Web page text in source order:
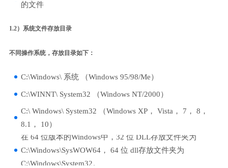
的文件
1.2）系统文件存放目录
不同操作系统，存放目录如下：
C:\Windows\ 系统 （Windows 95/98/Me）
C:\WINNT\ System32 （Windows NT/2000）
C:\ Windows\ System32 （Windows XP， Vista， 7， 8，
8.1， 10）
在 64 位版本的Windows中，32 位 DLL存放文件夹为
C:\Windows\SysWOW64， 64 位 dll存放文件夹为
C:\Windows\System32。